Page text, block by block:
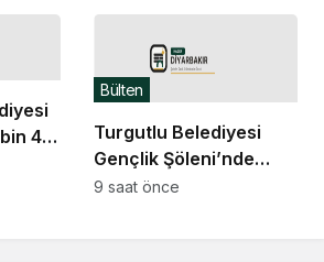
Seydikemerli
üreticilere destek
40
Turgutlu Belediyesi
Gençlik Şöleni’nde
müzik ve halk oyunları
Bülten
9 saat önce